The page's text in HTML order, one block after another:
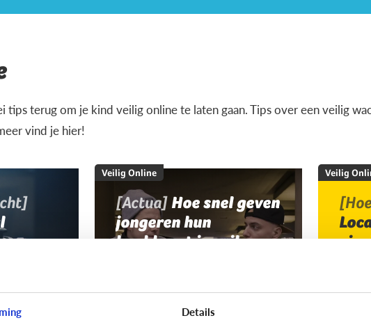
Details
tips terug om je kind veilig online te laten gaan. Tips over een veilig
vind je hier!
Veilig Online
[Actua] Hoe snel geven
jongeren hun
bankkaart in ruil voor
Veilig
via